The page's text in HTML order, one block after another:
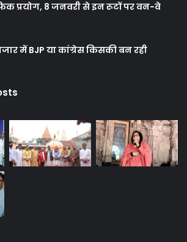
प्रयोग, 8 जनवरी से इन रूटों पर वन-वे
में BJP या कांग्रेस किसकी बन रही